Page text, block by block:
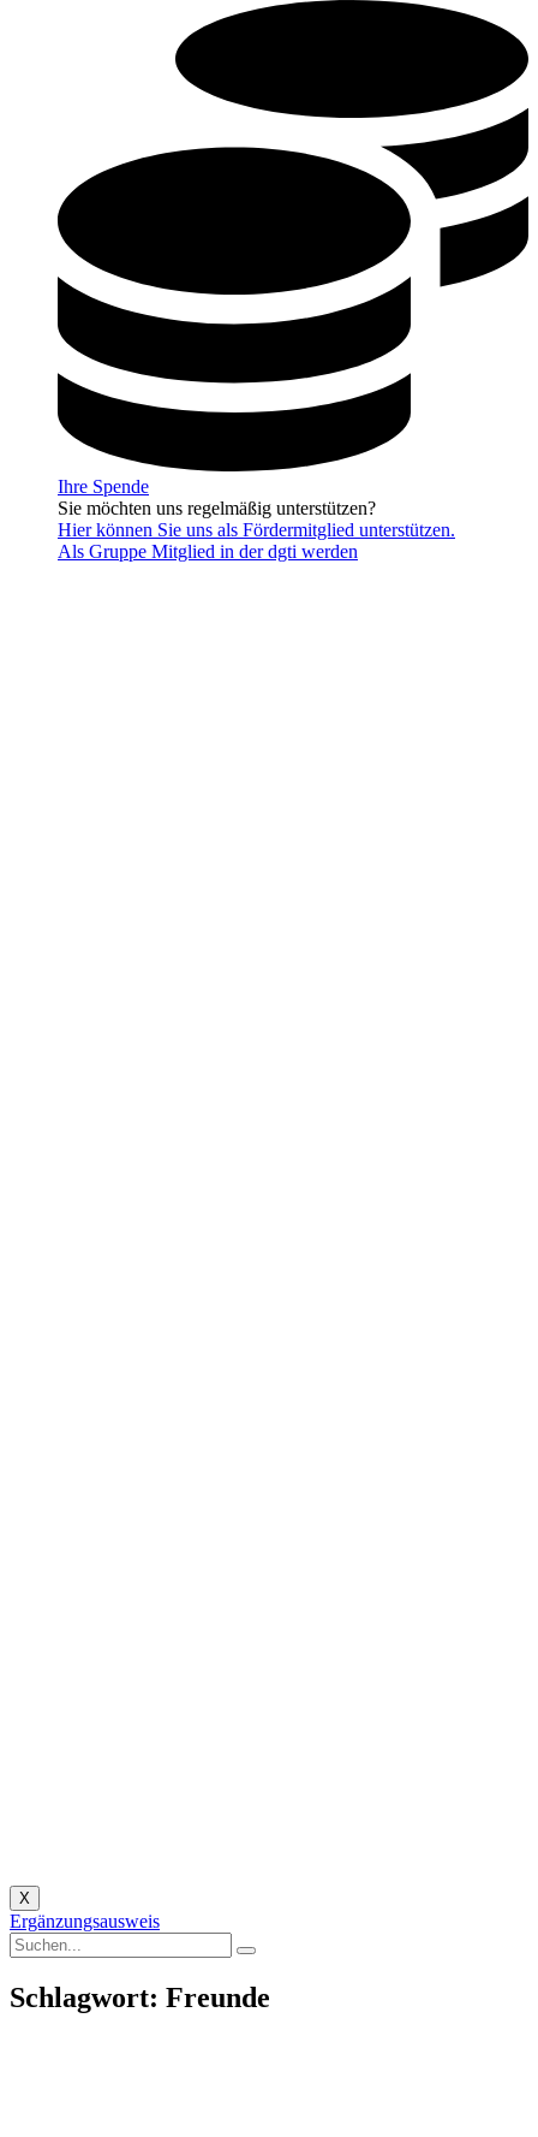
Ihre Spende
Sie möchten uns regelmäßig unterstützen?
Hier können Sie uns als Fördermitglied unterstützen.
Als Gruppe Mitglied in der dgti werden
X
Ergänzungsausweis
Schlagwort: Freunde